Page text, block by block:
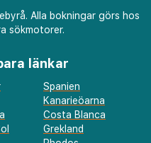
Alla bokningar görs hos
sökmotorer.
länkar
Spanien
Kanarieöarna
Costa Blanca
Grekland